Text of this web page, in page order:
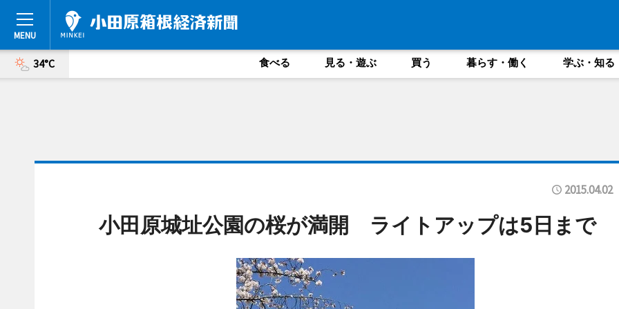
34°C 食べる 見る・遊ぶ 買う 暮らす・働く 学ぶ・知る
2015.04.02
小田原城址公園の桜が満開 ライトアップは5日まで